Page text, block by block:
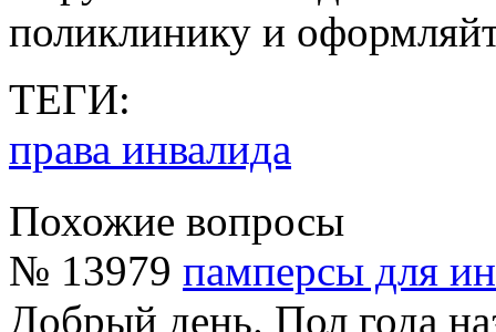
поликлинику и
ТЕГИ:
права инвалида
Похожие вопросы
№ 13979 памперсы для
Добрый день. Пол года